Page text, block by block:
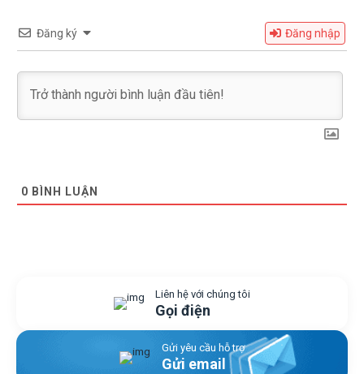
Đăng ký Đăng nhập
0 BÌNH LUẬN
Liên hệ với chúng tôi
Gọi điện
Gửi yêu cầu hỗ trợ
Gửi email